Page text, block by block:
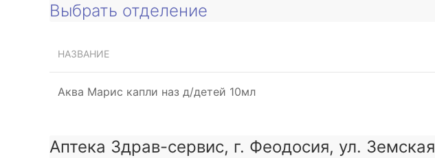
Выбрать отделение
НАЗВАНИЕ
Аква Марис капли наз д/детей 10мл
Аптека Здрав-сервис, г. Феодосия, ул. Земская